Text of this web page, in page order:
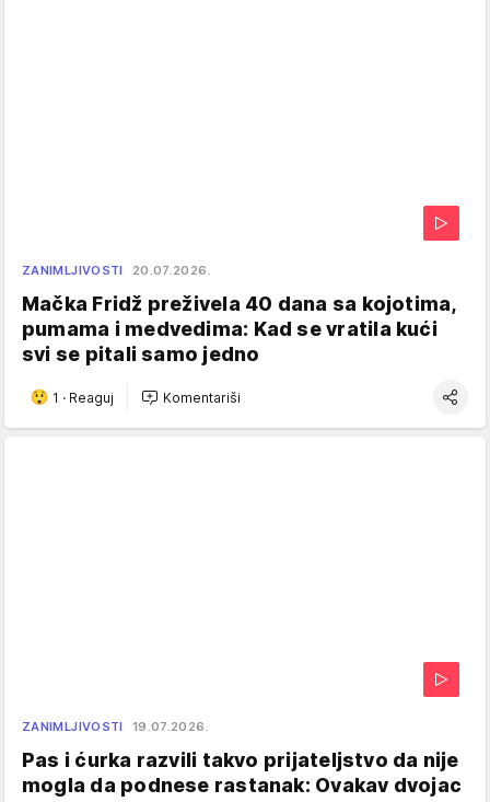
ZANIMLJIVOSTI 20.07.2026.
Mačka Fridž preživela 40 dana sa kojotima,
pumama i medvedima: Kad se vratila kući
svi se pitali samo jedno
1 · Reaguj Komentariši
ZANIMLJIVOSTI 19.07.2026.
Pas i ćurka razvili takvo prijateljstvo da nije
mogla da podnese rastanak: Ovakav dvojac